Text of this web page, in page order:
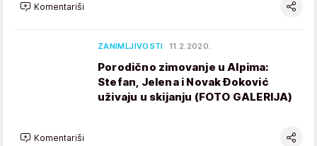
Komentariši
ZANIMLJIVOSTI 11.2.2020.
Porodično zimovanje u Alpima:
Stefan, Jelena i Novak Đoković
uživaju u skijanju (FOTO GALERIJA)
Komentariši